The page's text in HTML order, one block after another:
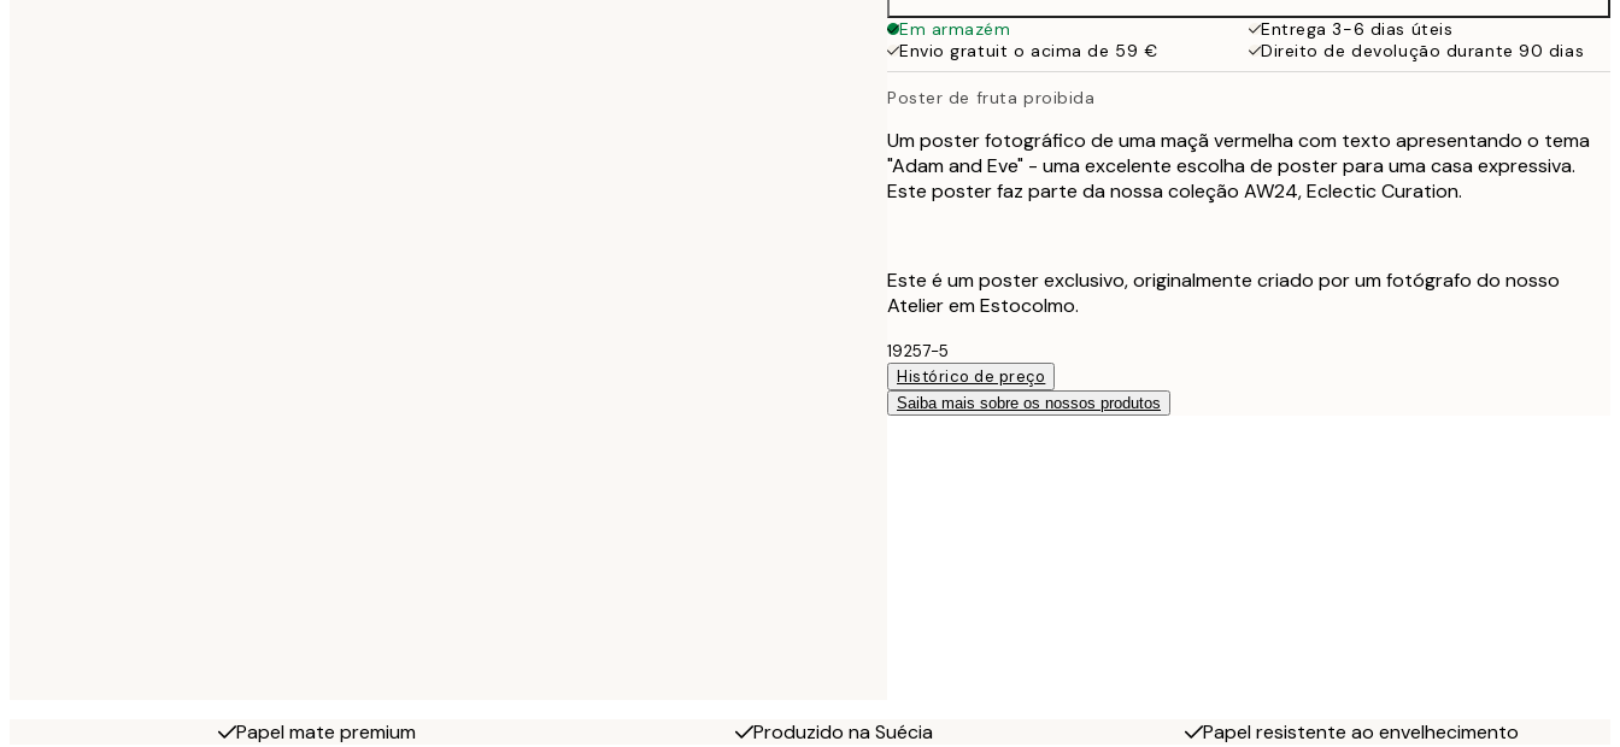
Em armazém
Entrega 3-6 dias úteis
Envio gratuit o acima de 59 €
Direito de devolução durante 90 dias
Poster de fruta proibida
Um poster fotográfico de uma maçã vermelha com texto apresentando o tema
"Adam and Eve" - uma excelente escolha de poster para uma casa expressiva.
Este poster faz parte da nossa coleção AW24, Eclectic Curation.
Este é um poster exclusivo, originalmente criado por um fotógrafo do nosso
Atelier em Estocolmo.
19257-5
Histórico de preço
Saiba mais sobre os nossos produtos
Papel mate premium Produzido na Suécia Papel resistente ao envelhecimento